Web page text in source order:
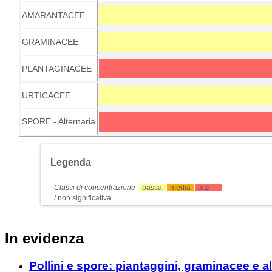
AMARANTACEE
GRAMINACEE
PLANTAGINACEE
URTICACEE
SPORE - Alternaria
Legenda
Classi di concentrazione bassa media
alta
/ non significativa
In evidenza
Pollini e spore: piantaggini, graminacee e